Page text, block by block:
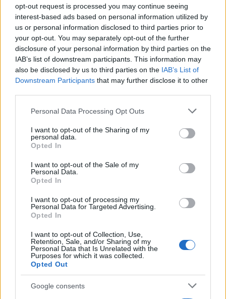
opt-out request is processed you may continue seeing
interest-based ads based on personal information utilized by
us or personal information disclosed to third parties prior to
your opt-out. You may separately opt-out of the further
disclosure of your personal information by third parties on the
IAB’s list of downstream participants. This information may
also be disclosed by us to third parties on the IAB’s List of
Downstream Participants that may further disclose it to other
Please note that this website/app uses one or more Google
not limited to your visit or usage behaviour. You may click to
grant or deny consent to Google and its third-party tags to
use your data for below specified purposes in below Google
consent section.
Personal Data Processing Opt Outs
I want to opt-out of the Sharing of my
personal data.
Opted In
I want to opt-out of the Sale of my
Personal Data.
Opted In
I want to opt-out of processing my
Personal Data for Targeted Advertising.
Opted In
I want to opt-out of Collection, Use,
Retention, Sale, and/or Sharing of my
Personal Data that Is Unrelated with the
Purposes for which it was collected.
Opted Out
Google consents
Τελευταία δόση για το επίδομα
θέρμανσης: Πότε οι πληρωμές
20/06/2026 - 09:00
ΟΠΕΚΑ: Πότε πληρώνονται τα
επιδόματα Ιουνίου – Από πότε θα
φανούν στους λογαριασμούς των
δικαιούχων
09/06/2026 - 13:10
e-ΕΦΚΑ, ΔΥΠΑ – Δείτε τις
πληρωμές έως 12 Ιουνίου